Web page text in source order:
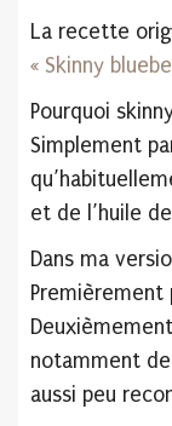
La recette
« Skinny
Pourquoi
Simplement
et de l’huile
Dans ma
Premièrement
notamment
aussi peu